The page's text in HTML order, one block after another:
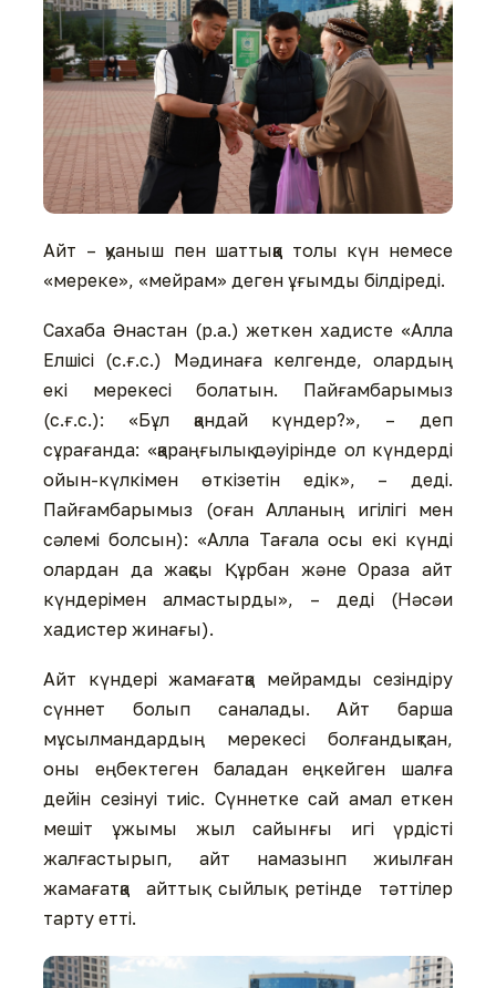
Айт – қуаныш пен шаттыққа толы күн немесе
«мереке», «мейрам» деген ұғымды білдіреді.
Сахаба Әнастан (р.а.) жеткен хадисте «Алла
Елшісі (с.ғ.с.) Мәдинаға келгенде, олардың
екi мерекесi болатын. Пайғамбарымыз
(с.ғ.с.): «Бұл қандай күндер?», – деп
сұрағанда: «қараңғылық дәуiрiнде ол күндердi
ойын-күлкiмен өткiзетiн едiк», – дедi.
Пайғамбарымыз (оған Алланың игілігі мен
сәлемі болсын): «Алла Тағала осы екi күндi
олардан да жақсы Құрбан және Ораза айт
күндерiмен алмастырды», – дедi (Нәсәи
хадистер жинағы).
Айт күндері жамағатқа мейрамды сезіндіру
сүннет болып саналады. Айт барша
мұсылмандардың мерекесі болғандықтан,
оны еңбектеген баладан еңкейген шалға
дейін сезінуі тиіс. Сүннетке сай амал еткен
мешіт ұжымы жыл сайынғы игі үрдісті
жалғастырып, айт намазынп жиылған
жамағатқа айттық сыйлық ретінде тәттілер
тарту етті.